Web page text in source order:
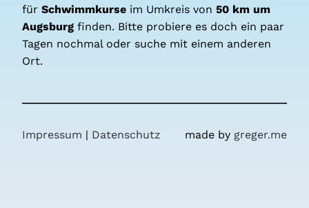
für Schwimmkurse im Umkreis von 50 km um
Augs­burg finden. Bitte probiere es doch ein paar
Tagen nochmal oder suche mit einem anderen
Ort.
Impressum | Datenschutz made by greger.me